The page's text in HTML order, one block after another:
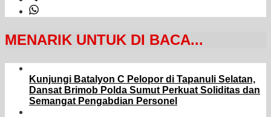
MENARIK UNTUK DI BACA...
Kunjungi Batalyon C Pelopor di Tapanuli Selatan,
Dansat Brimob Polda Sumut Perkuat Soliditas dan
Semangat Pengabdian Personel